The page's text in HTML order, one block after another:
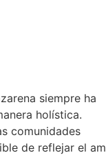
siempre ha
holística.
comunidades
de reflejar el